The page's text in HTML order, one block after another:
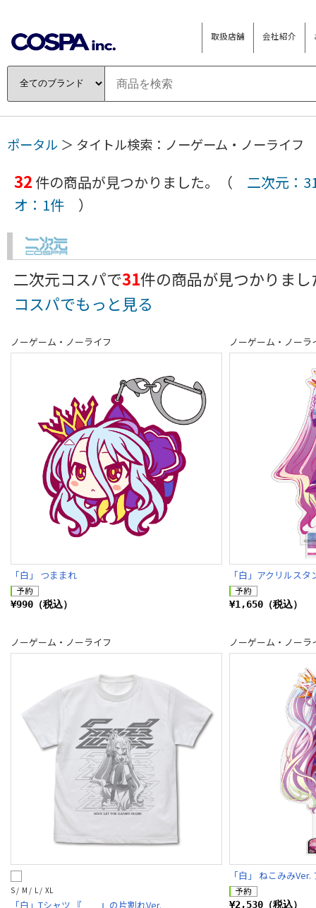
取扱店舗 会社紹介
ポータル ＞ タイトル検索：ノーゲーム・ノーライフ
32 件の商品が見つかりました。（ 二次元：
オ：1件 ）
二次元コスパで31件の商品が見つかりま
コスパでもっと見る
ノーゲーム・ノーライフ
「白」 つままれ
¥990（税込）
ノーゲーム・ノーラ
「白」アクリルス
¥1,650（税込）
ノーゲーム・ノーライフ
S / M / L / XL
「白」Tシャツ 『 』の片割れVer.
ノーゲーム・ノーラ
「白」 ねこみみ
¥2,530（税込）